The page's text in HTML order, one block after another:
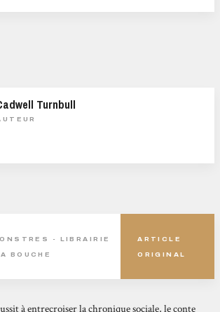
Turnbull
- LIBRAIRIE
BOUCHE
ARTICLE
ORIGINAL
à entrecroiser la chronique sociale, le conte